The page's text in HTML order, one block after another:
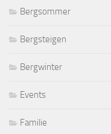
Bergsommer
Bergsteigen
Bergwinter
Events
Familie